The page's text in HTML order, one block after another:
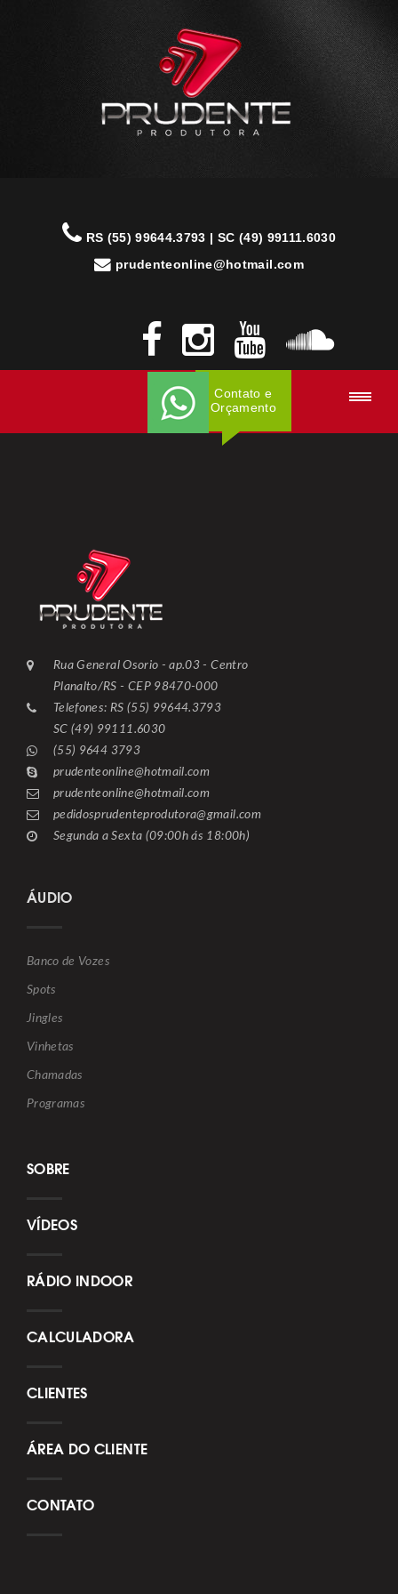
RS (55) 99644.3793 | SC (49) 99111.6030
prudenteonline@hotmail.com
Contato e
Orçamento
Rua General Osorio - ap.03 - Centro
Planalto/RS - CEP 98470-000
Telefones: RS (55) 99644.3793
SC (49) 99111.6030
(55) 9644 3793
prudenteonline@hotmail.com
prudenteonline@hotmail.com
pedidosprudenteprodutora@gmail.com
Segunda a Sexta (09:00h ás 18:00h)
ÁUDIO
Banco de Vozes
Spots
Jingles
Vinhetas
Chamadas
Programas
SOBRE
VÍDEOS
RÁDIO INDOOR
CALCULADORA
CLIENTES
ÁREA DO CLIENTE
CONTATO